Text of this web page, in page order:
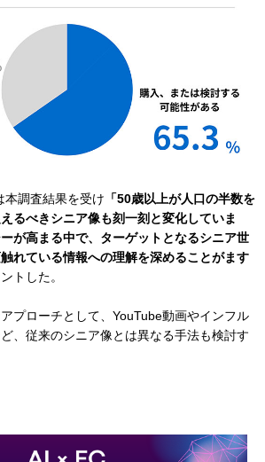
本調査結果を受け 「50歳以上が人口の半数を
るべきシニア像も刻一刻と変化していま
が高まる中で、ターゲットとなるシニア世
れている情報への理解を深めることがます
トした。
プローチとして、YouTube動画やインフル
、従来のシニア像とは異なる手法も検討す